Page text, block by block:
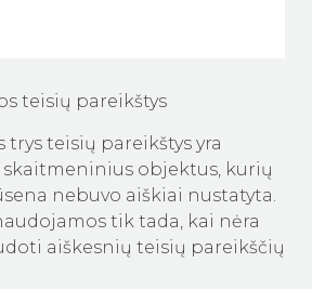
teisių pareikštys
trys teisių pareikštys yra
objektus, kurių
nebuvo aiškiai nustatyta.
tik tada, kai nėra
aiškesnių teisių pareikščių